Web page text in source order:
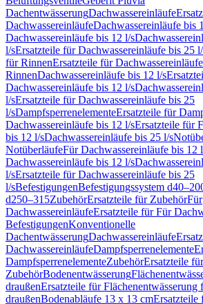
DachentwässerungDachwassereinläufe
DachwassereinläufeDachwassereinläufe bis
Dachwassereinläufe bis 12 l/s
l/sErsatzteile für Dachwassereinläufe bis 25
für RinnenErsatzteile für
RinnenDachwassereinläufe bis 12 l/s
Dachwassereinläufe bis 12 l/s
l/sErsatzteile für Dachwassereinläufe bis 25
l/sDampfsperrenelementeErsatzteile für
Dachwassereinläufe bis 12 l/sErsatzteile für
bis 12 l/sDachwassereinläufe bis 25 l/s
NotüberläufeFür Dachwassereinläufe bis 12
Dachwassereinläufe bis 12 l/s
l/sErsatzteile für Dachwassereinläufe bis 25
l/sBefestigungenBefestigungssystem
d250–315ZubehörErsatzteile für ZubehörFür
DachwassereinläufeErsatzteile für Für
BefestigungenKonventionelle
DachentwässerungDachwassereinläufe
DachwassereinläufeDampfsperrenelemente
DampfsperrenelementeZubehörErsatzteile für
ZubehörBodenentwässerung
draußenErsatzteile für Flächenentwässerung
draußenBodenabläufe 13 x 13 cmErsatzteile